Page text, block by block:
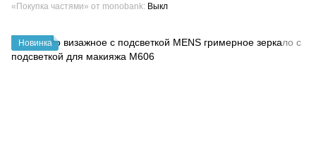
«Покупка частями» от monobank Выкл
Новинка